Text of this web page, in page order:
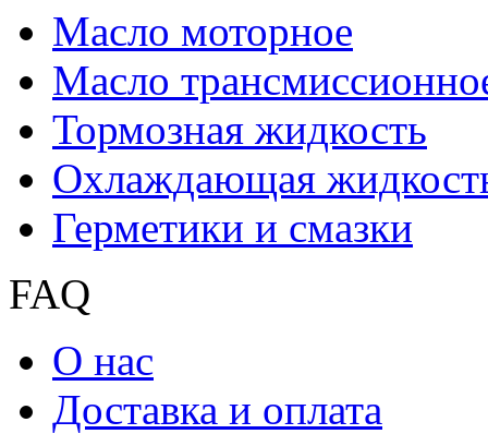
Масло моторное
Масло
Тормозная жидкость
Охлаждающая
Герметики и смазки
FAQ
О нас
Доставка и оплата